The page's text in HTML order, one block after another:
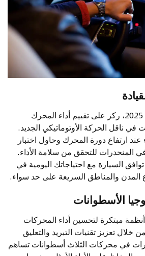
أثناء تجربة قيادة ياريس 2025، ركز على تقييم أداء المحرك
ناقل الحركة الأوتوماتيكي الجديد.
ارتفاع دورة المحرك وحاول اختبار
المنحدرات للتحقق من سلامة الأداء.
السيارة مع احتياجاتك اليومية في
المدن والمناطق السريعة على حد سواء.
الأسطوانات
مبتكرة لتحسين أداء المحركات
خلال تعزيز تقنيات التبريد والتعليق
في محركات الثلاث أسطوانات تساهم